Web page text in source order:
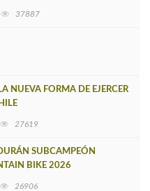
37887
NUEVA FORMA DE EJERCER
27619
SUBCAMPEÓN
BIKE 2026
26906